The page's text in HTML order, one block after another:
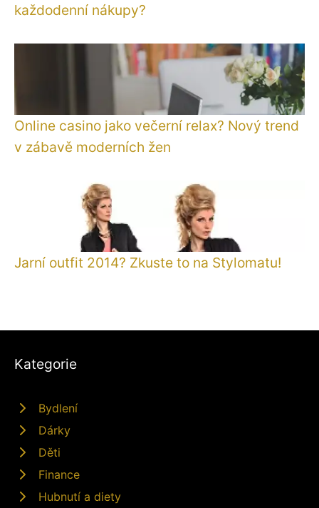
každodenní nákupy?
Online casino jako večerní relax? Nový trend
v zábavě moderních žen
Jarní outfit 2014? Zkuste to na Stylomatu!
Kategorie
Bydlení
Dárky
Děti
Finance
Hubnutí a diety